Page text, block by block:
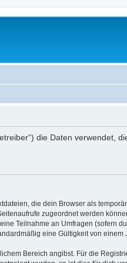
die Daten verwendet,
die dein Browser als
zugeordnet werden
Teilnahme an Umfragen (sofern
eine Gültigkeit von
Bereich angibst. Für die